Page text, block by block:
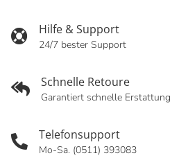
Hilfe & Support
24/7 bester Support
Schnelle Retoure
Garantiert schnelle Erstattung
Telefonsupport
Mo-Sa. (0511) 393083